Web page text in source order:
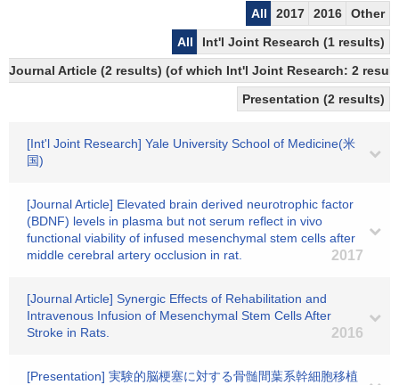
All 2017 2016
Other
All
Int'l Joint Research (1 results)
Journal Article (2 results) (of which Int'l Joint Research: 2
Presentation (2 results)
[Int'l Joint Research] Yale University School of Medicine(米
国)
[Journal Article] Elevated brain derived neurotrophic factor
(BDNF) levels in plasma but not serum reflect in vivo
functional viability of infused mesenchymal stem cells after
middle cerebral artery occlusion in rat.
2017
[Journal Article] Synergic Effects of Rehabilitation and
Intravenous Infusion of Mesenchymal Stem Cells After
Stroke in Rats.
2016
[Presentation] 実験的脳梗塞に対する骨髄間葉系幹細胞移植